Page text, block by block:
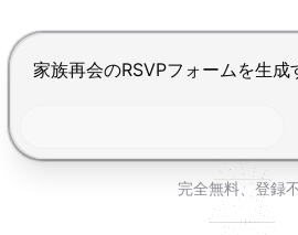
サインイン
Enterで送信、Shift+Enterで改行
完全無料、登録